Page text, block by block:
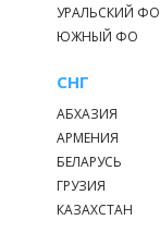
УРАЛЬСКИЙ ФО
ЮЖНЫЙ ФО
СНГ
АБХАЗИЯ
АРМЕНИЯ
БЕЛАРУСЬ
ГРУЗИЯ
КАЗАХСТАН